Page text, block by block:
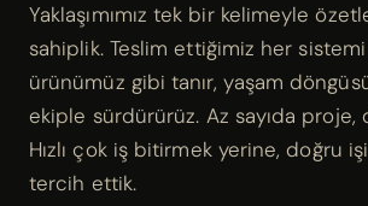
Yaklaşımımız tek bir kelimeyle
sahiplik. Teslim ettiğimiz her
ürünümüz gibi tanır, yaşam
ekiple sürdürürüz. Az sayıda proje,
Hızlı çok iş bitirmek yerine, doğru
tercih ettik.